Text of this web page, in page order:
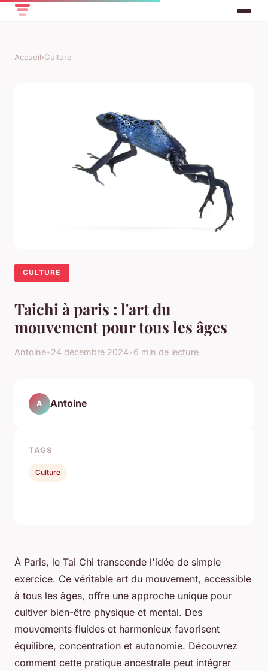
Accueil›Culture
CULTURE
Taichi à paris : l'art du
mouvement pour tous les âges
Antoine•24 décembre 2024•6 min de lecture
À Paris, le Tai Chi transcende l'idée de simple
exercice. Ce véritable art du mouvement, accessible
à tous les âges, offre une approche unique pour
cultiver bien-être physique et mental. Des
mouvements fluides et harmonieux favorisent
équilibre, concentration et autonomie. Découvrez
comment cette pratique ancestrale peut intégrer
A Antoine
TAGS
Culture